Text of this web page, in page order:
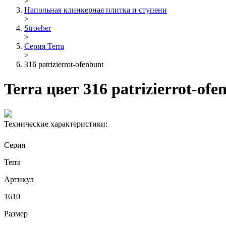
Напольная клинкерная плитка и ступени
>
Stroeher
>
Серия Terra
>
316 patrizierrot-ofenbunt
Terra цвет 316 patrizierrot-
Технические характеристики:
Серия
Terra
Артикул
1610
Размер